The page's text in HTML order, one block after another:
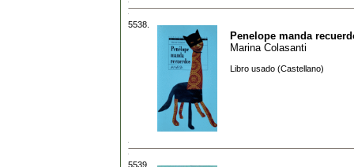
5538.
Penelope manda
Marina Colasanti
Libro usado (Castellano)
5539.